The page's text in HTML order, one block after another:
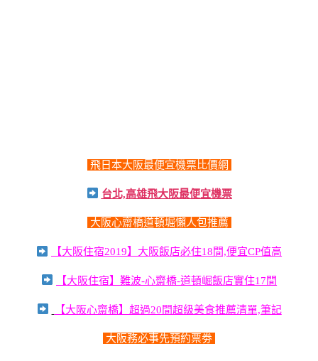
飛日本大阪最便宜機票比價網
台北,高雄飛大阪最便宜機票
大阪心齋橋道頓堀懶人包推薦
【大阪住宿2019】大阪飯店必住18間,便宜CP值高
【大阪住宿】難波-心齋橋-道頓崛飯店實住17間
【大阪心齋橋】超過20間超級美食推薦清單,筆記
大阪務必事先預約票劵